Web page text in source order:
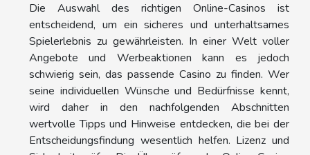
Die Auswahl des richtigen Online-Casinos ist
entscheidend, um ein sicheres und unterhaltsames
Spielerlebnis zu gewährleisten. In einer Welt voller
Angebote und Werbeaktionen kann es jedoch
schwierig sein, das passende Casino zu finden. Wer
seine individuellen Wünsche und Bedürfnisse kennt,
wird daher in den nachfolgenden Abschnitten
wertvolle Tipps und Hinweise entdecken, die bei der
Entscheidungsfindung wesentlich helfen. Lizenz und